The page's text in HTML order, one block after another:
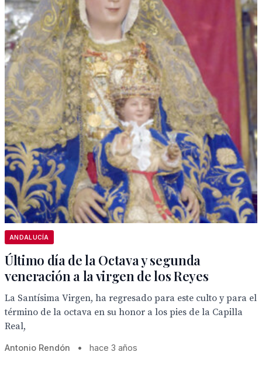
ANDALUCÍA
Último día de la Octava y segunda
veneración a la virgen de los Reyes
La Santísima Virgen, ha regresado para este culto y para el
término de la octava en su honor a los pies de la Capilla
Real,
Antonio Rendón • hace 3 años